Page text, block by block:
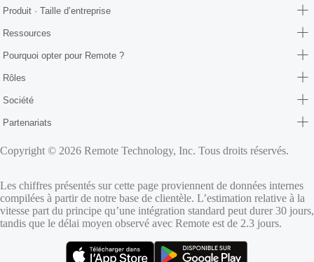
Produit · Taille d’entreprise
Ressources
Pourquoi opter pour Remote ?
Rôles
Société
Partenariats
Copyright © 2026 Remote Technology, Inc. Tous droits réservés.
Les chiffres présentés sur cette page proviennent de données internes
compilées à partir de notre base de clientèle. L’estimation relative à la
vitesse part du principe qu’une intégration standard peut durer 30 jours,
tandis que le délai moyen observé avec Remote est de 2.3 jours.